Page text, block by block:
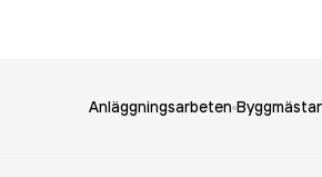
Anläggningsarbeten